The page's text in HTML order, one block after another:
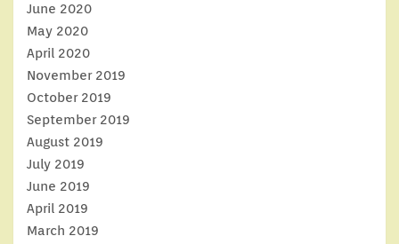
June 2020
May 2020
April 2020
November 2019
October 2019
September 2019
August 2019
July 2019
June 2019
April 2019
March 2019